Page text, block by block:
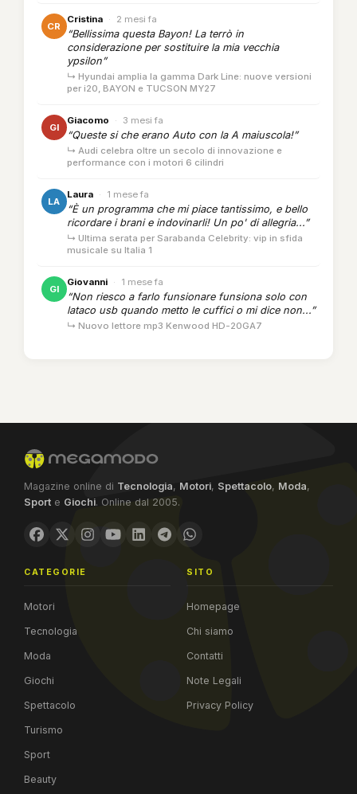
CR
Cristina · 2 mesi fa
“Bellissima questa Bayon! La terrò in
considerazione per sostituire la mia vecchia
ypsilon”
↳ Hyundai amplia la gamma Dark Line: nuove versioni
per i20, BAYON e TUCSON MY27
GI
Giacomo · 3 mesi fa
“Queste si che erano Auto con la A maiuscola!”
↳ Audi celebra oltre un secolo di innovazione e
performance con i motori 6 cilindri
LA
Laura · 1 mese fa
“È un programma che mi piace tantissimo, e bello
ricordare i brani e indovinarli! Un po' di allegria...”
↳ Ultima serata per Sarabanda Celebrity: vip in sfida
musicale su Italia 1
GI
Giovanni · 1 mese fa
“Non riesco a farlo funsionare funsiona solo con
lataco usb quando metto le cuffici o mi dice non...”
↳ Nuovo lettore mp3 Kenwood HD-20GA7
Magazine online di Tecnologia, Motori, Spettacolo, Moda,
Sport e Giochi. Online dal 2005.
CATEGORIE
Motori
Tecnologia
Moda
Giochi
Spettacolo
Turismo
Sport
Beauty
SITO
Homepage
Chi siamo
Contatti
Note Legali
Privacy Policy